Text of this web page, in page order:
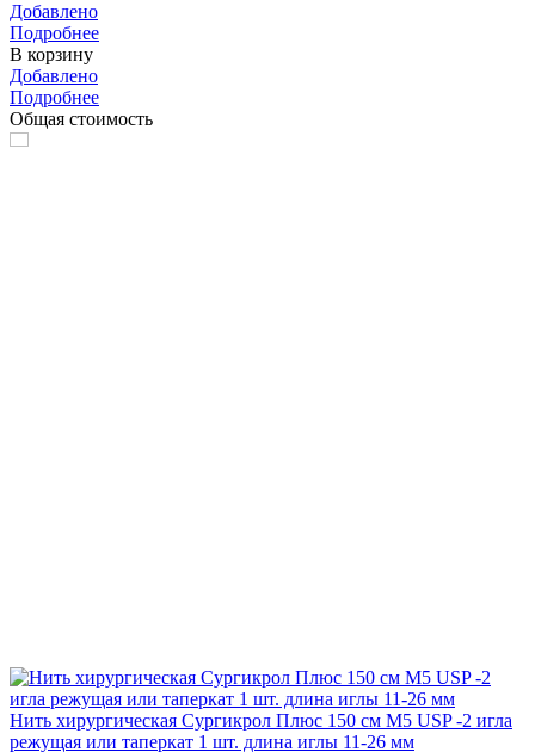
Добавлено
Подробнее
В корзину
Добавлено
Подробнее
Общая стоимость
Нить хирургическая Сургикрол Плюс 150 см М5 USP -2 игла
режущая или таперкат 1 шт. длина иглы 11-26 мм